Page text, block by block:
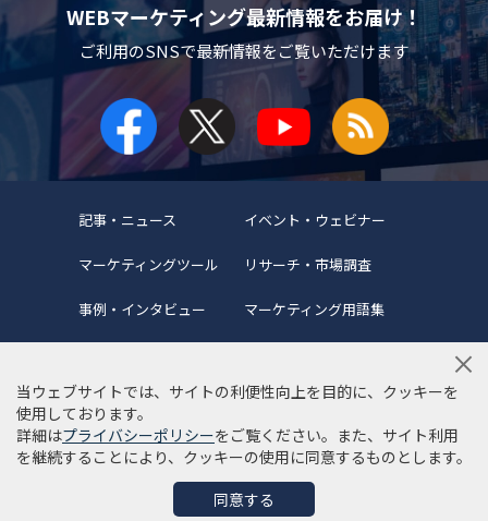
WEBマーケティング最新情報をお届け！
ご利用のSNSで最新情報をご覧いただけます
記事・ニュース イベント・ウェビナー
マーケティングツール リサーチ・市場調査
事例・インタビュー マーケティング用語集
当サイトについて 編集ポリシー
サイトマップ
利用規約
個人情報保護方針
©Copyright 2022 SYNCAD .All Rights Reserved.
当ウェブサイトでは、サイトの利便性向上を目的に、クッキーを
使用しております。
詳細はプライバシーポリシーをご覧ください。また、サイト利用
を継続することにより、クッキーの使用に同意するものとします。
同意する